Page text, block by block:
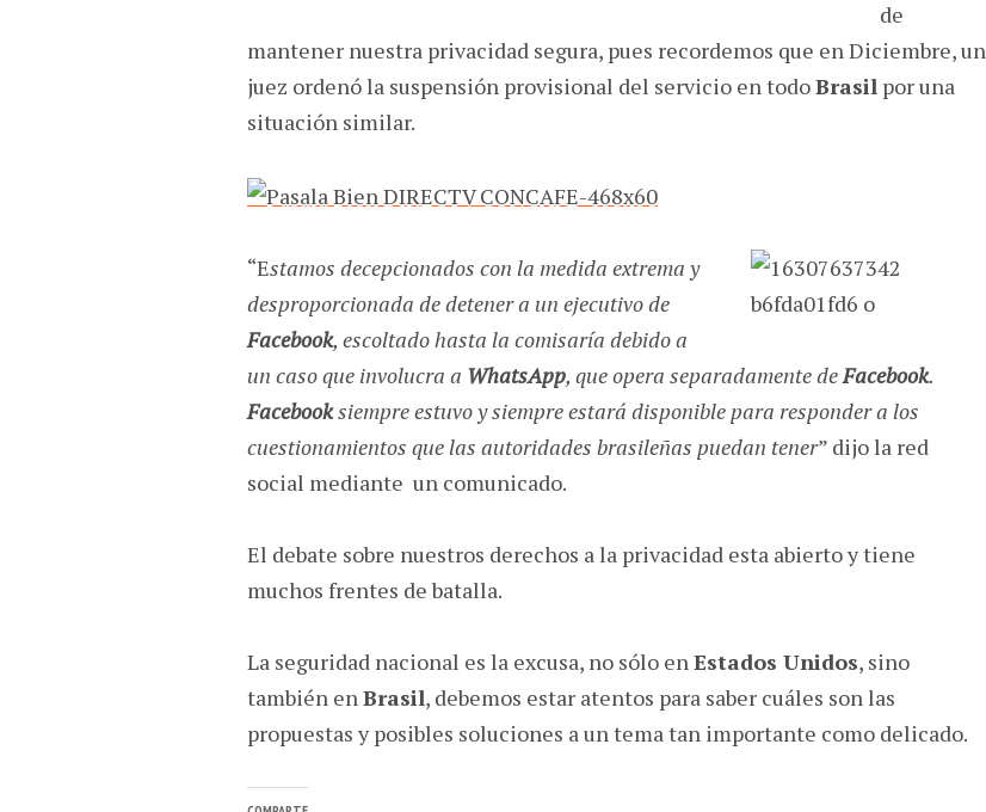
de
mantener nuestra privacidad segura, pues recordemos que en Diciembre, un
juez ordenó la suspensión provisional del servicio en todoBrasil por una
situación similar.
“Estamos decepcionados con la medida extrema y
desproporcionada de detener a un ejecutivo de
Facebook, escoltado hasta la comisaría debido a
un caso que involucra a WhatsApp, que opera separadamente deFacebook.
Facebooksiempre estuvo y siempre estará disponible para responder a los
cuestionamientos que las autoridades brasileñas puedan tener” dijo la red
social mediante un comunicado.
El debate sobre nuestros derechos a la privacidad esta abierto y tiene
muchos frentes de batalla.
La seguridad nacional es la excusa, no sólo enEstados Unidos, sino
también enBrasil, debemos estar atentos para saber cuáles son las
propuestas y posibles soluciones a un tema tan importante como delicado.